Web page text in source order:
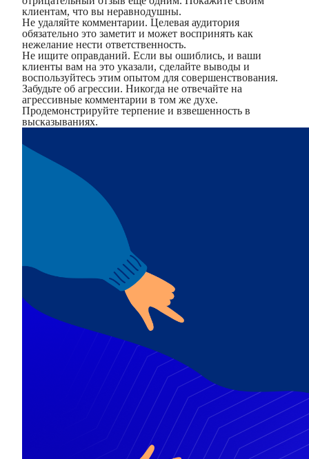
клиентам, что вы неравнодушны.
Не удаляйте комментарии. Целевая аудитория
обязательно это заметит и может воспринять как
нежелание нести ответственность.
Не ищите оправданий. Если вы ошиблись, и ваши
клиенты вам на это указали, сделайте выводы и
воспользуйтесь этим опытом для совершенствования.
Забудьте об агрессии. Никогда не отвечайте на
агрессивные комментарии в том же духе.
Продемонстрируйте терпение и взвешенность в
высказываниях.